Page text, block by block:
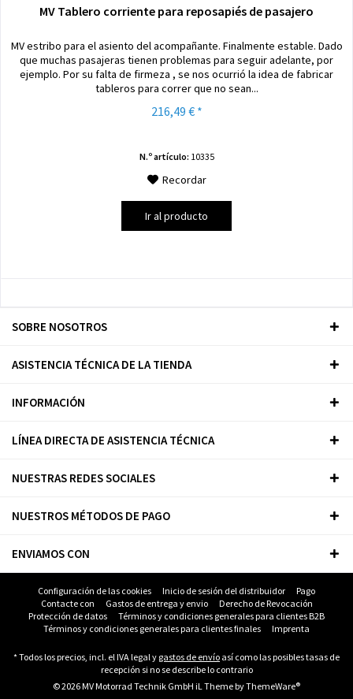
MV Tablero corriente para reposapiés de pasajero
MV estribo para el asiento del acompañante. Finalmente estable. Dado
que muchas pasajeras tienen problemas para seguir adelante, por
ejemplo. Por su falta de firmeza , se nos ocurrió la idea de fabricar
tableros para correr que no sean...
216,49 € *
N.º artículo: 10335
Recordar
Ir al producto
SOBRE NOSOTROS
ASISTENCIA TÉCNICA DE LA TIENDA
INFORMACIÓN
LÍNEA DIRECTA DE ASISTENCIA TÉCNICA
NUESTRAS REDES SOCIALES
NUESTROS MÉTODOS DE PAGO
ENVIAMOS CON
Configuración de las cookies Inicio de sesión del distribuidor
Pago
Contacte con
Gastos de entrega y envio
Derecho de Revocación
Protección de datos
Términos y condiciones generales para clientes B2B
Términos y condiciones generales para clientes finales
Imprenta
* Todos los precios, incl. el IVA legal y gastos de envío así como las posibles tasas de
recepción si no se describe lo contrario
© 2026 MV Motorrad Technik GmbH iL Theme byThemeWare®